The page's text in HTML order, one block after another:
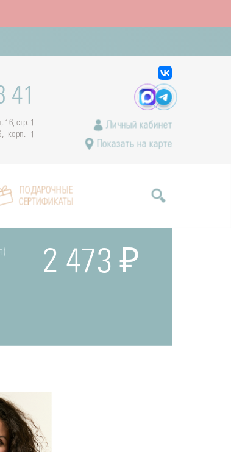
41
стр. 1
корп. 1
Личный кабинет
Показать на карте
ПОДАРОЧНЫЕ
СЕРТИФИКАТЫ
2 473 ₽